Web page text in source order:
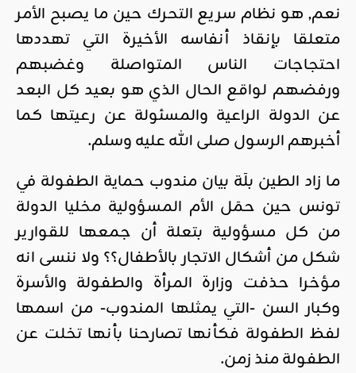
نعم, هو نظام سريع التحرك حين ما يصبح الأمر
متعلقا بإنقاذ أنفاسه الأخيرة التي تهددها
احتجاجات الناس المتواصلة وغضبهم
ورفضهم لواقع الحال الذي هو بعيد كل البعد
عن الدولة الراعية والمسئولة عن رعيتها كما
أخبرهم الرسول صلى الله عليه وسلم.
ما زاد الطين بلَة بيان مندوب حماية الطفولة في
تونس حين حمَل الأم المسؤولية مخليا الدولة
من كل مسؤولية بتعلة أن جمعها للقوارير
شكل من أشكال الاتجار بالأطفال؟؟ ولا ننسى انه
مؤخرا حذفت وزارة المرأة والطفولة والأسرة
وكبار السن -التي يمثلها المندوب- من اسمها
لفظ الطفولة فكأنها تصارحنا بأنها تخلت عن
الطفولة منذ زمن.